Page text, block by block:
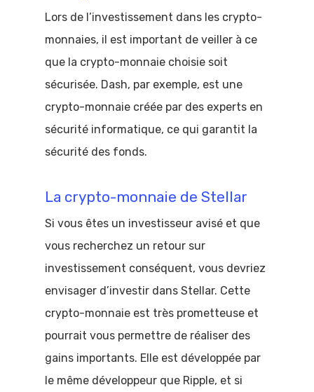
Lors de l’investissement dans les crypto-
monnaies, il est important de veiller à ce
que la crypto-monnaie choisie soit
sécurisée. Dash, par exemple, est une
crypto-monnaie créée par des experts en
sécurité informatique, ce qui garantit la
sécurité des fonds.
La crypto-monnaie de Stellar
Si vous êtes un investisseur avisé et que
vous recherchez un retour sur
investissement conséquent, vous devriez
envisager d’investir dans Stellar. Cette
crypto-monnaie est très prometteuse et
pourrait vous permettre de réaliser des
gains importants. Elle est développée par
le même développeur que Ripple, et si